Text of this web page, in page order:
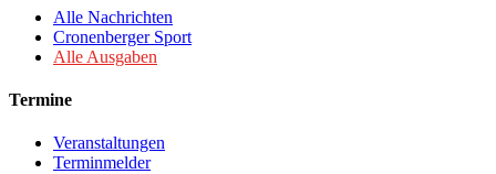
Alle Nachrichten
Cronenberger Sport
Alle Ausgaben
Termine
Veranstaltungen
Terminmelder